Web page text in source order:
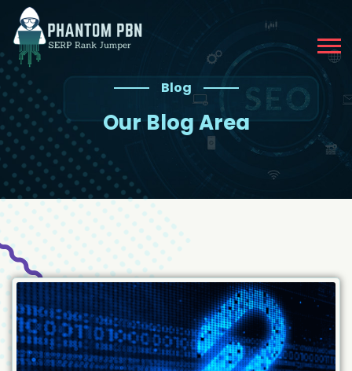
Blog
Our Blog Area​​​